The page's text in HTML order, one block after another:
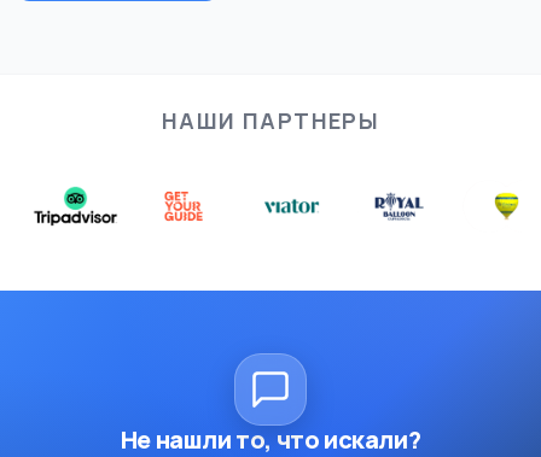
НАШИ ПАРТНЕРЫ
Не нашли то, что искали?